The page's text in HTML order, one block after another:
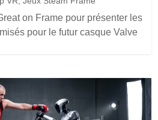
on Frame pour présenter les
pour le futur casque Valve